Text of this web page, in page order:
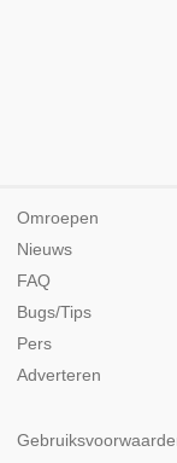
Omroepen
Nieuws
FAQ
Bugs/Tips
Pers
Adverteren